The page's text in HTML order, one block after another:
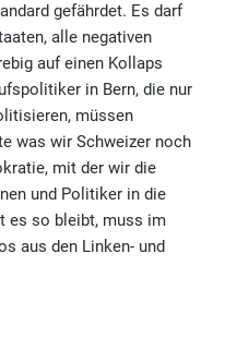
gefährdet. Es darf
alle negativen
auf einen Kollaps
in Bern, die nur
müssen
was wir Schweizer noch
mit der wir die
und Politiker in die
es so bleibt, muss im
aus den Linken- und